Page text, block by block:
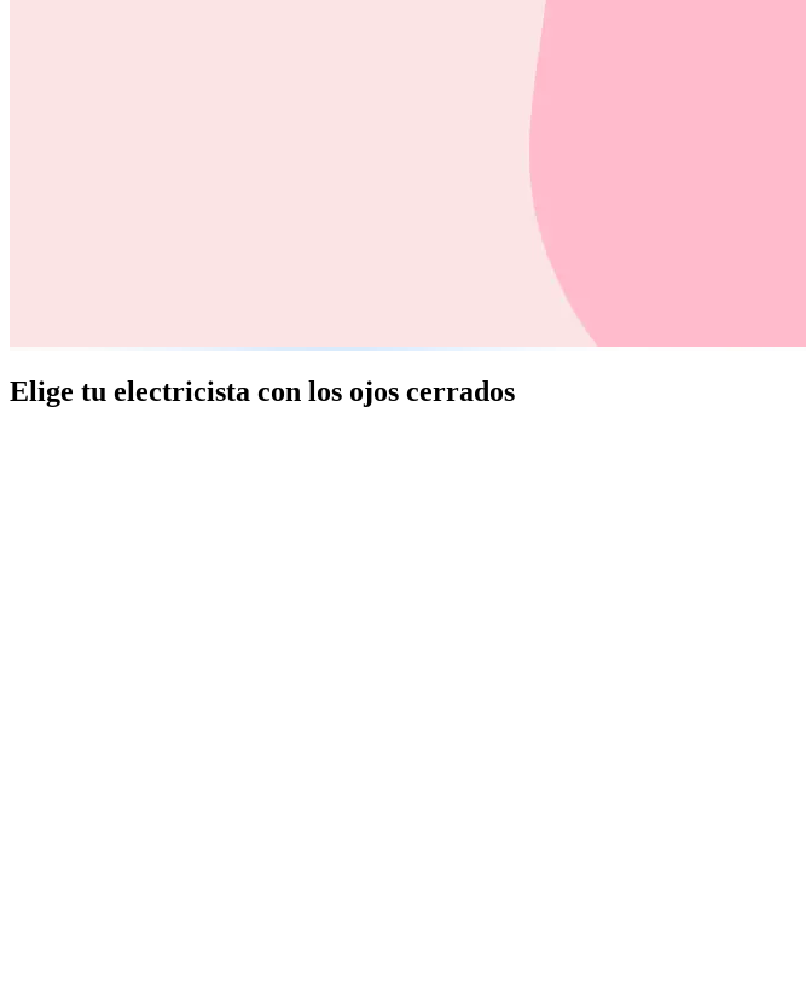
Elige tu electricista con los ojos cerrados